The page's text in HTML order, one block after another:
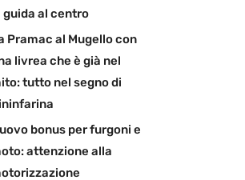
guida al centro
Pramac al Mugello con
livrea che è già nel
tutto nel segno di
bonus per furgoni e
attenzione alla